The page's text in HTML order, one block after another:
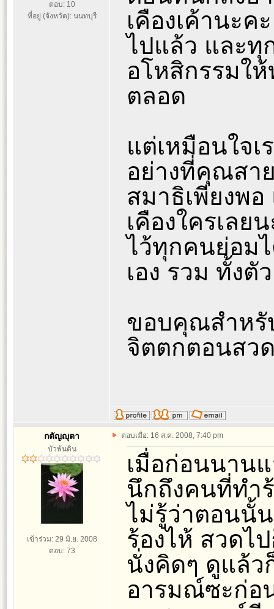
ตอบ: 10
ที่อยู่ (จังหวัด): นนทบุรี
เคืองเค้านะค
ไปแล้ว และทุ
อโหสิกรรมใ
ตลอด
แต่เหมือนใจ
อย่างที่คุณสา
สมาธิเพียงพ
เคืองใครเลย
ไว้ทุกคนย่อม
เอง รวม ทั้งตั
ขอบคุณสำหรั
จิตตกตอนสว
กตัญญุตา
บัวพ้นดิน
เข้าร่วม: 29 มิ.ย. 2008
ตอบ: 73
ตอบเมื่อ: 16 ส.ค. 2008, 7:40 pm
เมื่อก่อนนานแ
นึกถึงคนที่ทำ
ไม่รู้ว่าตอนนั้น
ร้องไห้ สวดไ
นั่งคิดๆ ดูแล้ว
อารมณ์ซะก่อ